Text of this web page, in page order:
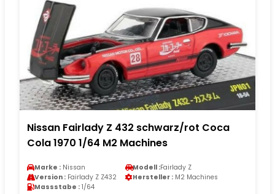
Nissan Fairlady Z 432 schwarz/rot Coca
Cola 1970 1/64 M2 Machines
Marke : Nissan Modell :Fairlady Z
Version : Fairlady Z Z432 Hersteller : M2 Machines
Massstabe : 1/64